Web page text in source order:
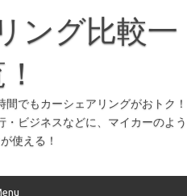
ング比較一
でもカーシェアリングがおトク！
ビジネスなどに、マイカーのよう
使える！